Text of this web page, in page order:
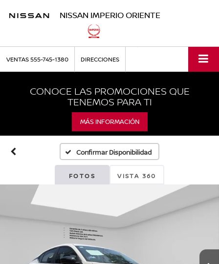
NISSAN IMPERIO ORIENTE
VENTAS555-745-1380 DIRECCIONES
CONOCE LAS PROMOCIONES QUE
TENEMOS PARA TI
MÁS INFORMACIÓN
Confirmar Disponibilidad
FOTOS VISTA 360